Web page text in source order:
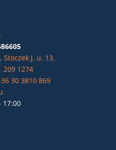
J. u. 13.
209 1274
30 3810 869
17:00